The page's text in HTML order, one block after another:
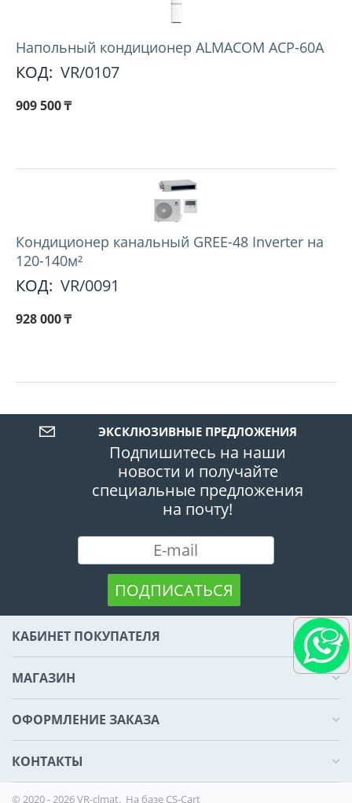
Напольный кондиционер ALMACOM ACP-60A
КОД: VR/0107
909 500₸
Кондиционер канальный GREE-48 Inverter на
120-140м²
КОД: VR/0091
928 000₸
ЭКСКЛЮЗИВНЫЕ ПРЕДЛОЖЕНИЯ
Подпишитесь на наши
новости и получайте
специальные предложения
на почту!
ПОДПИСАТЬСЯ
КАБИНЕТ ПОКУПАТЕЛЯ
МАГАЗИН
ОФОРМЛЕНИЕ ЗАКАЗА
КОНТАКТЫ
© 2020 - 2026 VR-clmat. На базе CS-Cart